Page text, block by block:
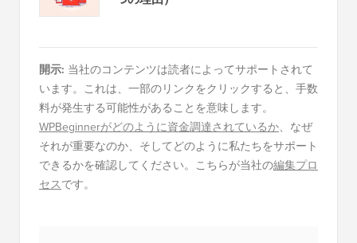
開示: 当社のコンテンツは読者によってサポートされて
います。これは、一部のリンクをクリックすると、手数
料が発生する可能性があることを意味します。
WPBeginnerがどのように資金調達されているか、なぜ
それが重要なのか、そしてどのように私たちをサポート
できるかを確認してください。こちらが当社の編集プロ
セスです。